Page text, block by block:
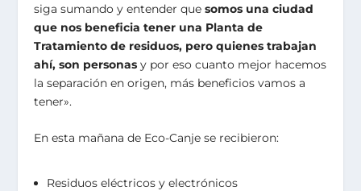
siga sumando y entender que somos una ciudad
que nos beneficia tener una Planta de
Tratamiento de residuos, pero quienes trabajan
ahí, son personas y por eso cuanto mejor hacemos
la separación en origen, más beneficios vamos a
tener».
En esta mañana de Eco-Canje se recibieron:
Residuos eléctricos y electrónicos